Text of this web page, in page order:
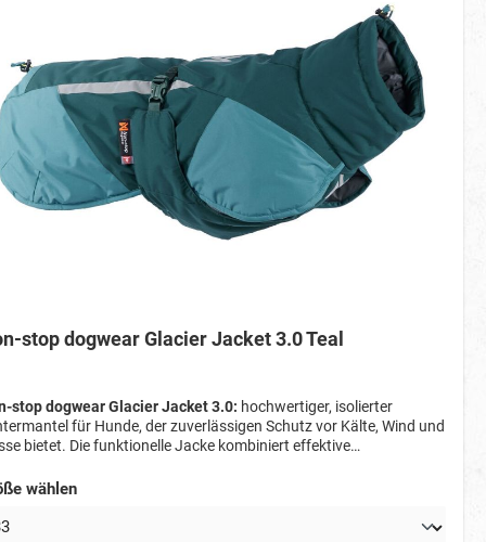
stop dogwear Glacier Jacket 3.0 Teal
stop dogwear Glacier Jacket 3.0: hochwertiger, isolierter
für Hunde, der zuverlässigen Schutz vor Kälte, Wind und
bietet. Die funktionelle Jacke kombiniert effektive
– ideal bei winterlichem Wetter.
wählen